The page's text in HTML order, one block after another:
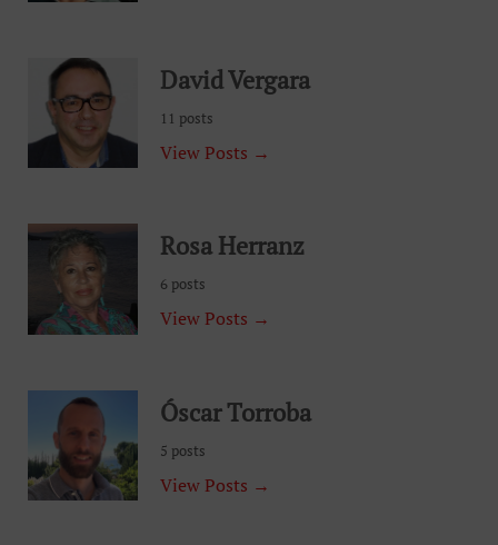
David Vergara
11 posts
View Posts →
Rosa Herranz
6 posts
View Posts →
Óscar Torroba
5 posts
View Posts →